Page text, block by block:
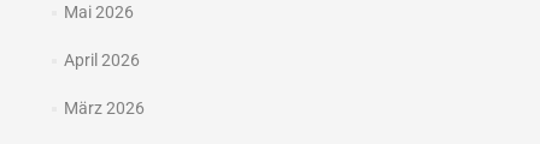
Mai 2026
April 2026
März 2026